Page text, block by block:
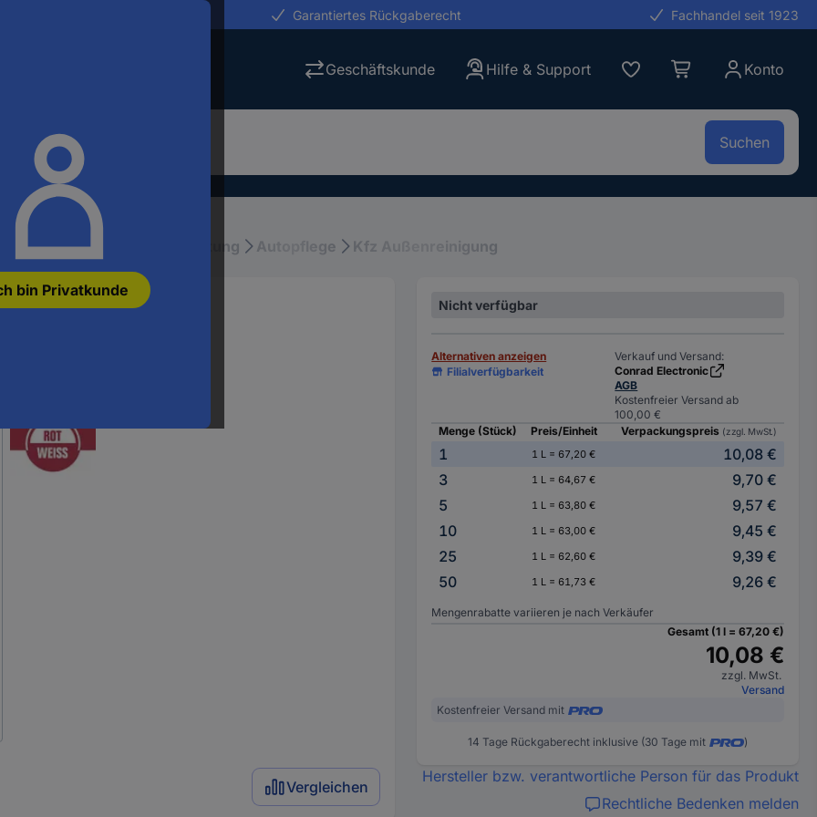
bin Privatkunde
Garantiertes Rückgaberecht Fachhandel seit 1923
Geschäftskunde Hilfe & Support Konto
Suchen
Pflege, Wartung & Ausstattung Autopflege Kfz Außenreinigung
Vergleichen
Nicht verfügbar
Alternativen anzeigen
Filialverfügbarkeit
Verkauf und Versand:
Conrad Electronic
AGB
Kostenfreier Versand ab
100,00 €
Menge (Stück)
Preis/Einheit Verpackungspreis (zzgl. MwSt.)
1 1 L = 67,20 €
10,08 €
3
1 L = 64,67 €
9,70 €
5
1 L = 63,80 €
9,57 €
10
1 L = 63,00 €
9,45 €
25
1 L = 62,60 €
9,39 €
50
1 L = 61,73 € 9,26 €
Mengenrabatte variieren je nach Verkäufer
Gesamt (1 l = 67,20 €)
10,08 €
zzgl. MwSt.
Versand
Kostenfreier Versand mit
14 Tage Rückgaberecht inklusive (30 Tage mit )
Hersteller bzw. verantwortliche Person für das Produkt
Rechtliche Bedenken melden